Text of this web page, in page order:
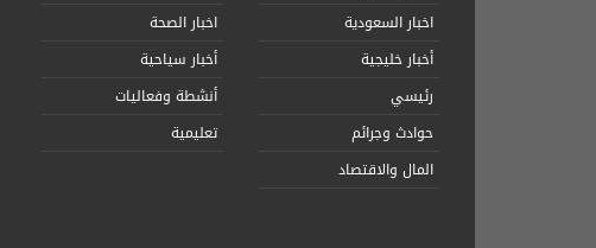
اخبار السعودية
أخبار خليجية
رئيسي
حوادث وجرائم
المال والاقتصاد
اخبار الصحة
أخبار سياحية
أنشطة وفعاليات
تعليمية